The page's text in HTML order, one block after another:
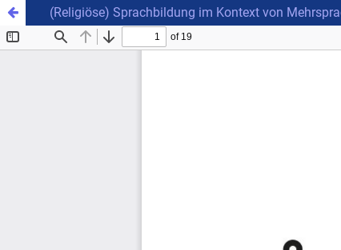
(Religiöse) Sprachbildung im Kontext von